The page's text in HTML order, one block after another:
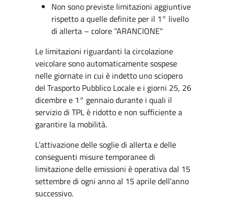
Non sono previste limitazioni aggiuntive
rispetto a quelle definite per il 1° livello
di allerta – colore “ARANCIONE"
Le limitazioni riguardanti la circolazione
veicolare sono automaticamente sospese
nelle giornate in cui è indetto uno sciopero
del Trasporto Pubblico Locale e i giorni 25, 26
dicembre e 1° gennaio durante i quali il
servizio di TPL è ridotto e non sufficiente a
garantire la mobilità.
L’attivazione delle soglie di allerta e delle
conseguenti misure temporanee di
limitazione delle emissioni è operativa dal 15
settembre di ogni anno al 15 aprile dell’anno
successivo.